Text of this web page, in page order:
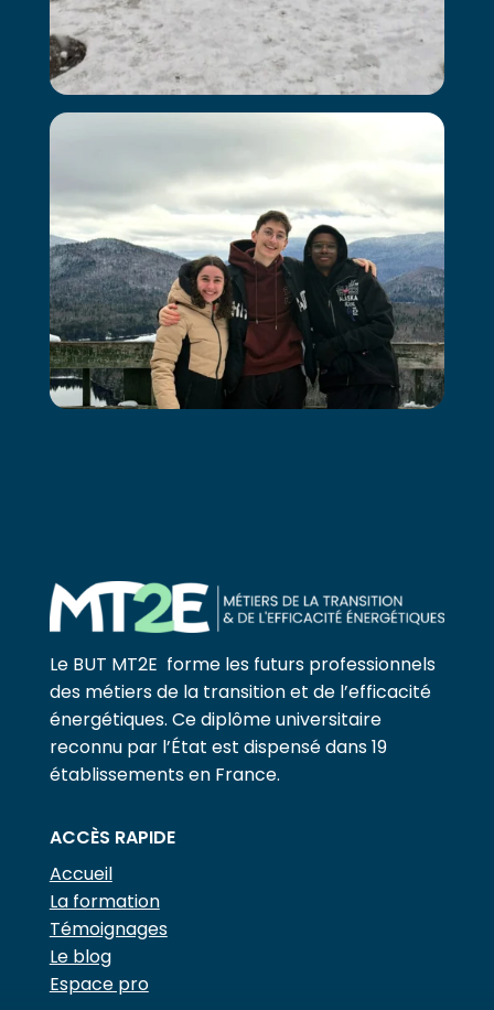
Le BUT MT2E forme les futurs professionnels
des métiers de la transition et de l’efficacité
énergétiques. Ce diplôme universitaire
reconnu par l’État est dispensé dans 19
établissements en France.
ACCÈS RAPIDE
Accueil
La formation
Témoignages
Le blog
Espace pro